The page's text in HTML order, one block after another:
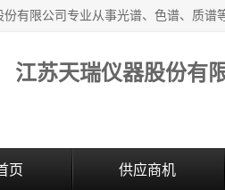
江苏天瑞仪器股份有
页 供应商机